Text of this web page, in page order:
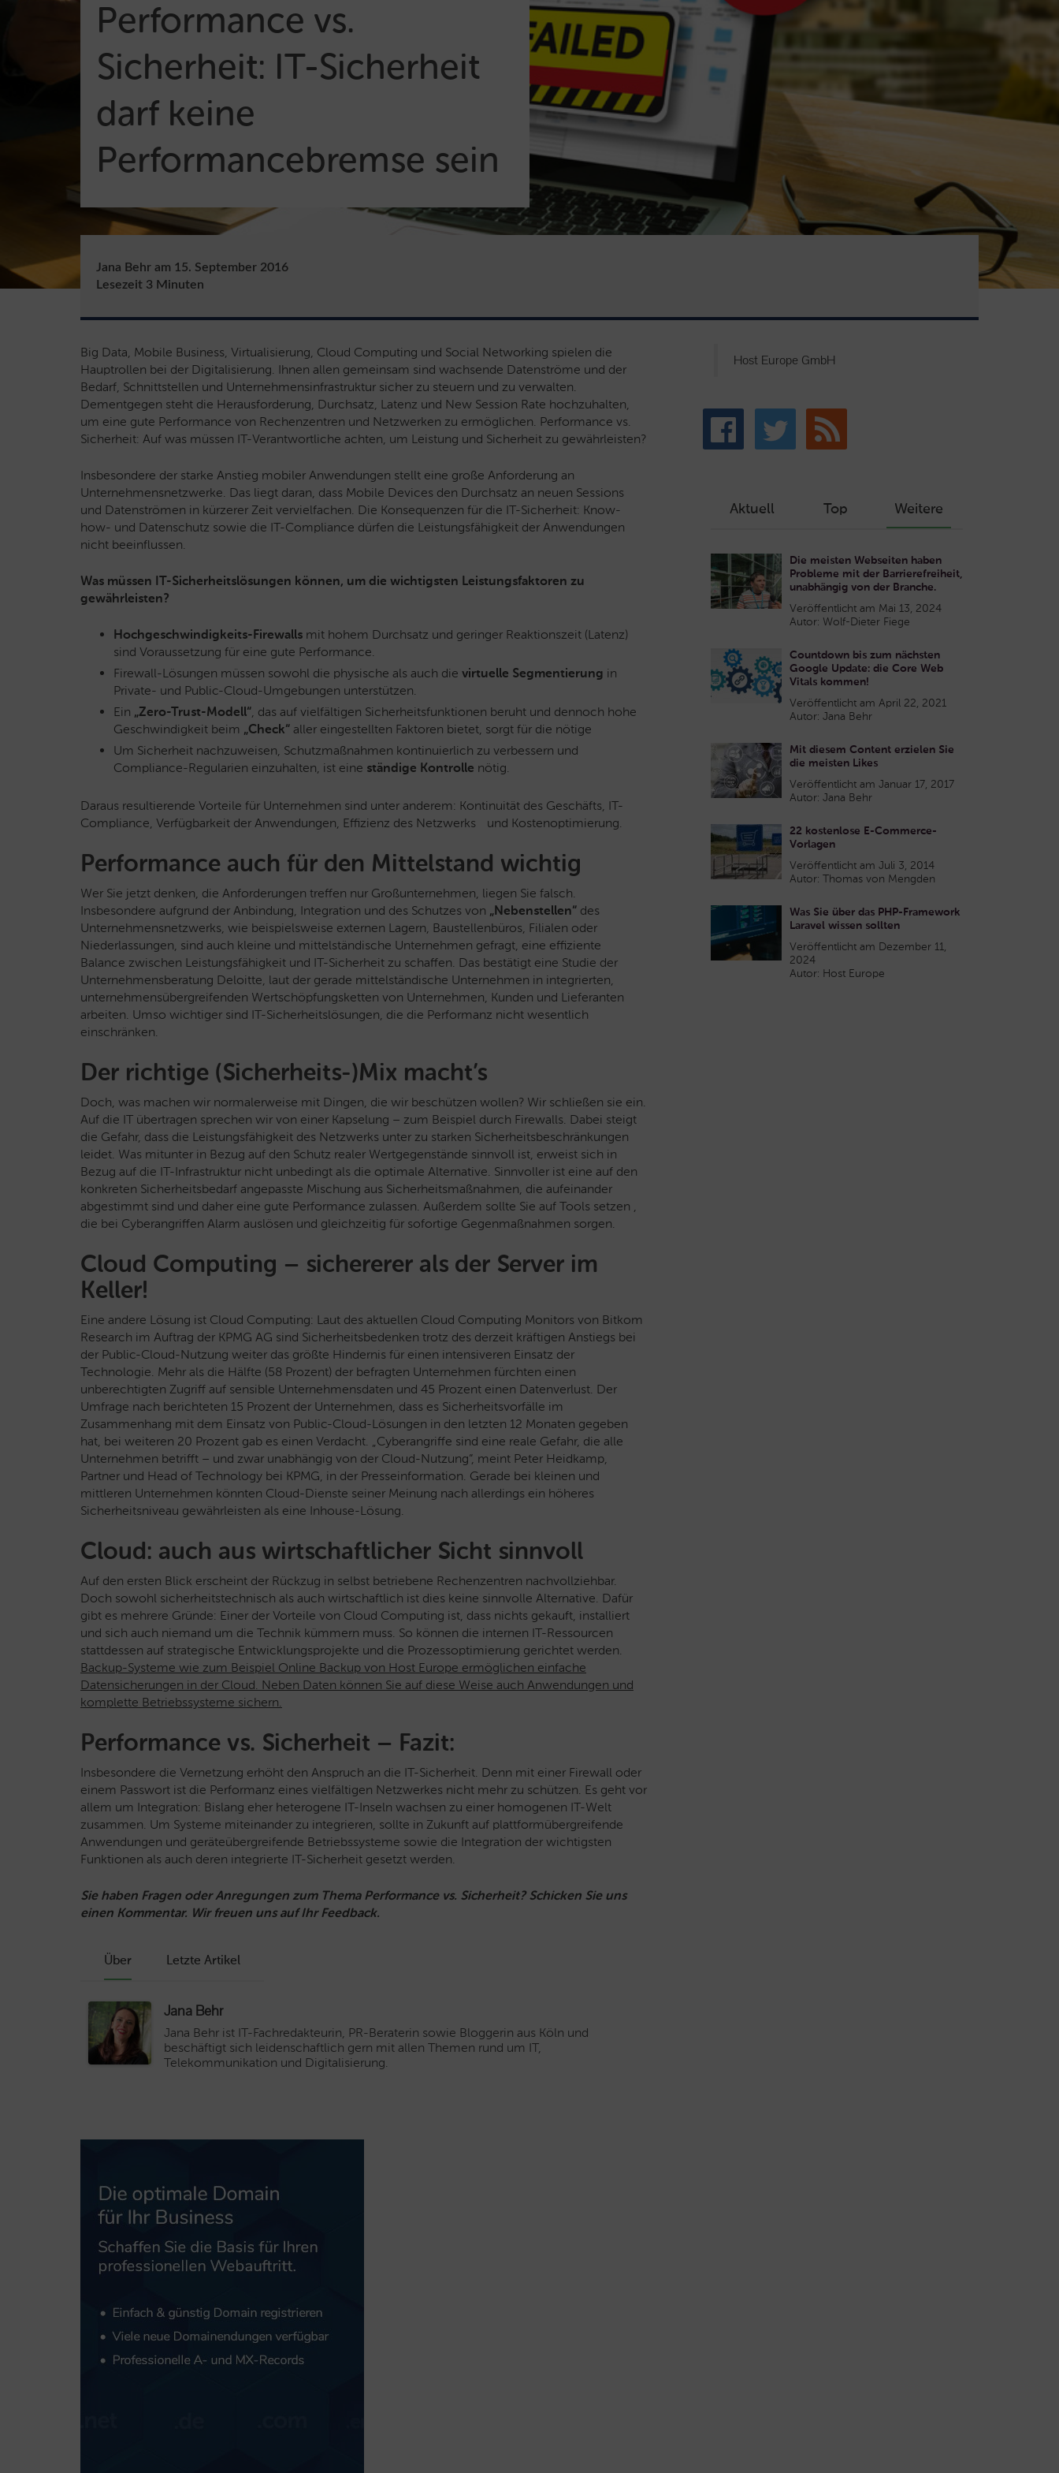
Performance vs.
Sicherheit: IT-Sicherheit
darf keine
Performancebremse sein
Jana Behr am 15. September 2016
Lesezeit 3 Minuten
Big Data, Mobile Business, Virtualisierung, Cloud Computing und Social Networking spielen die
Hauptrollen bei der Digitalisierung. Ihnen allen gemeinsam sind wachsende Datenströme und der
Bedarf, Schnittstellen und Unternehmensinfrastruktur sicher zu steuern und zu verwalten.
Dementgegen steht die Herausforderung, Durchsatz, Latenz und New Session Rate hochzuhalten,
um eine gute Performance von Rechenzentren und Netzwerken zu ermöglichen. Performance vs.
Sicherheit: Auf was müssen IT-Verantwortliche achten, um Leistung und Sicherheit zu gewährleisten?
Insbesondere der starke Anstieg mobiler Anwendungen stellt eine große Anforderung an
Unternehmensnetzwerke. Das liegt daran, dass Mobile Devices den Durchsatz an neuen Sessions
und Datenströmen in kürzerer Zeit vervielfachen. Die Konsequenzen für die IT-Sicherheit: Know-
how- und Datenschutz sowie die IT-Compliance dürfen die Leistungsfähigkeit der Anwendungen
nicht beeinflussen.
Was müssen IT-Sicherheitslösungen können, um die wichtigsten Leistungsfaktoren zu
gewährleisten?
Hochgeschwindigkeits-Firewalls mit hohem Durchsatz und geringer Reaktionszeit (Latenz)
sind Voraussetzung für eine gute Performance.
Firewall-Lösungen müssen sowohl die physische als auch die virtuelle Segmentierung in
Private- und Public-Cloud-Umgebungen unterstützen.
Ein „Zero-Trust-Modell“, das auf vielfältigen Sicherheitsfunktionen beruht und dennoch hohe
Geschwindigkeit beim „Check“ aller eingestellten Faktoren bietet, sorgt für die nötige
Um Sicherheit nachzuweisen, Schutzmaßnahmen kontinuierlich zu verbessern und
Compliance-Regularien einzuhalten, ist eine ständige Kontrolle nötig.
Daraus resultierende Vorteile für Unternehmen sind unter anderem: Kontinuität des Geschäfts, IT-
Compliance, Verfügbarkeit der Anwendungen, Effizienz des Netzwerks und Kostenoptimierung.
Performance auch für den Mittelstand wichtig
Wer Sie jetzt denken, die Anforderungen treffen nur Großunternehmen, liegen Sie falsch.
Insbesondere aufgrund der Anbindung, Integration und des Schutzes von „Nebenstellen“ des
Unternehmensnetzwerks, wie beispielsweise externen Lagern, Baustellenbüros, Filialen oder
Niederlassungen, sind auch kleine und mittelständische Unternehmen gefragt, eine effiziente
Balance zwischen Leistungsfähigkeit und IT-Sicherheit zu schaffen. Das bestätigt eine Studie der
Unternehmensberatung Deloitte, laut der gerade mittelständische Unternehmen in integrierten,
unternehmensübergreifenden Wertschöpfungsketten von Unternehmen, Kunden und Lieferanten
arbeiten. Umso wichtiger sind IT-Sicherheitslösungen, die die Performanz nicht wesentlich
einschränken.
Der richtige (Sicherheits-)Mix macht’s
Doch, was machen wir normalerweise mit Dingen, die wir beschützen wollen? Wir schließen sie ein.
Auf die IT übertragen sprechen wir von einer Kapselung – zum Beispiel durch Firewalls. Dabei steigt
die Gefahr, dass die Leistungsfähigkeit des Netzwerks unter zu starken Sicherheitsbeschränkungen
leidet. Was mitunter in Bezug auf den Schutz realer Wertgegenstände sinnvoll ist, erweist sich in
Bezug auf die IT-Infrastruktur nicht unbedingt als die optimale Alternative. Sinnvoller ist eine auf den
konkreten Sicherheitsbedarf angepasste Mischung aus Sicherheitsmaßnahmen, die aufeinander
abgestimmt sind und daher eine gute Performance zulassen. Außerdem sollte Sie auf Tools setzen ,
die bei Cyberangriffen Alarm auslösen und gleichzeitig für sofortige Gegenmaßnahmen sorgen.
Cloud Computing – sichererer als der Server im
Keller!
Eine andere Lösung ist Cloud Computing: Laut des aktuellen Cloud Computing Monitors von Bitkom
Research im Auftrag der KPMG AG sind Sicherheitsbedenken trotz des derzeit kräftigen Anstiegs bei
der Public-Cloud-Nutzung weiter das größte Hindernis für einen intensiveren Einsatz der
Technologie. Mehr als die Hälfte (58 Prozent) der befragten Unternehmen fürchten einen
unberechtigten Zugriff auf sensible Unternehmensdaten und 45 Prozent einen Datenverlust. Der
Umfrage nach berichteten 15 Prozent der Unternehmen, dass es Sicherheitsvorfälle im
Zusammenhang mit dem Einsatz von Public-Cloud-Lösungen in den letzten 12 Monaten gegeben
hat, bei weiteren 20 Prozent gab es einen Verdacht. „Cyberangriffe sind eine reale Gefahr, die alle
Unternehmen betrifft – und zwar unabhängig von der Cloud-Nutzung“, meint Peter Heidkamp,
Partner und Head of Technology bei KPMG, in der Presseinformation. Gerade bei kleinen und
mittleren Unternehmen könnten Cloud-Dienste seiner Meinung nach allerdings ein höheres
Sicherheitsniveau gewährleisten als eine Inhouse-Lösung.
Cloud: auch aus wirtschaftlicher Sicht sinnvoll
Auf den ersten Blick erscheint der Rückzug in selbst betriebene Rechenzentren nachvollziehbar.
Doch sowohl sicherheitstechnisch als auch wirtschaftlich ist dies keine sinnvolle Alternative. Dafür
gibt es mehrere Gründe: Einer der Vorteile von Cloud Computing ist, dass nichts gekauft, installiert
und sich auch niemand um die Technik kümmern muss. So können die internen IT-Ressourcen
stattdessen auf strategische Entwicklungsprojekte und die Prozessoptimierung gerichtet werden.
Backup-Systeme wie zum Beispiel Online Backup von Host Europe ermöglichen einfache
Datensicherungen in der Cloud. Neben Daten können Sie auf diese Weise auch Anwendungen und
komplette Betriebssysteme sichern.
Performance vs. Sicherheit – Fazit:
Insbesondere die Vernetzung erhöht den Anspruch an die IT-Sicherheit. Denn mit einer Firewall oder
einem Passwort ist die Performanz eines vielfältigen Netzwerkes nicht mehr zu schützen. Es geht vor
allem um Integration: Bislang eher heterogene IT-Inseln wachsen zu einer homogenen IT-Welt
zusammen. Um Systeme miteinander zu integrieren, sollte in Zukunft auf plattformübergreifende
Anwendungen und geräteübergreifende Betriebssysteme sowie die Integration der wichtigsten
Funktionen als auch deren integrierte IT-Sicherheit gesetzt werden.
Sie haben Fragen oder Anregungen zum Thema Performance vs. Sicherheit? Schicken Sie uns
einen Kommentar. Wir freuen uns auf Ihr Feedback.
Über Letzte Artikel
Jana Behr
Jana Behr ist IT-Fachredakteurin, PR-Beraterin sowie Bloggerin aus Köln und
beschäftigt sich leidenschaftlich gern mit allen Themen rund um IT,
Telekommunikation und Digitalisierung.
Host Europe GmbH
Aktuell Top Weitere
Die meisten Webseiten haben
Probleme mit der Barrierefreiheit,
unabhängig von der Branche.
Veröffentlicht am Mai 13, 2024
Autor: Wolf-Dieter Fiege
Countdown bis zum nächsten
Google Update: die Core Web
Vitals kommen!
Veröffentlicht am April 22, 2021
Autor: Jana Behr
Mit diesem Content erzielen Sie
die meisten Likes
Veröffentlicht am Januar 17, 2017
Autor: Jana Behr
22 kostenlose E-Commerce-
Vorlagen
Veröffentlicht am Juli 3, 2014
Autor: Thomas von Mengden
Was Sie über das PHP-Framework
Laravel wissen sollten
Veröffentlicht am Dezember 11,
2024
Autor: Host Europe